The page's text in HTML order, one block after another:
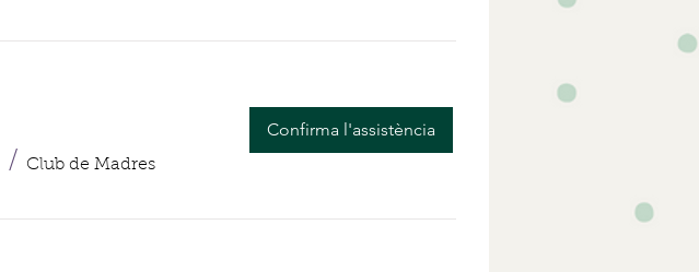
/ Club de Madres
Confirma l'assistència